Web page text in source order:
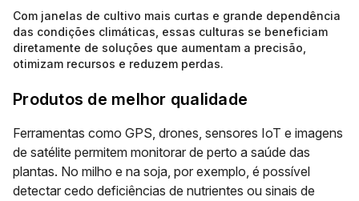
Com janelas de cultivo mais curtas e grande dependência
das condições climáticas, essas culturas se beneficiam
diretamente de soluções que aumentam a precisão,
otimizam recursos e reduzem perdas.
Produtos de melhor qualidade
Ferramentas como GPS, drones, sensores IoT e imagens
de satélite permitem monitorar de perto a saúde das
plantas. No milho e na soja, por exemplo, é possível
detectar cedo deficiências de nutrientes ou sinais de